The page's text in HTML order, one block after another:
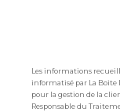
Les informations
informatisé par La
pour la gestion de la
Responsable du